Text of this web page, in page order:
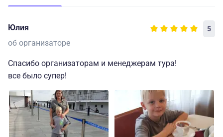
Юлия 5
об организаторе
Спасибо организаторам и менеджерам тура!
все было супер!